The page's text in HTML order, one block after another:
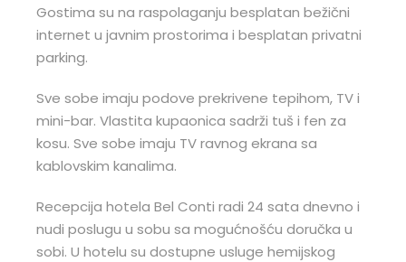
Gostima su na raspolaganju besplatan bežični
internet u javnim prostorima i besplatan privatni
parking.
Sve sobe imaju podove prekrivene tepihom, TV i
mini-bar. Vlastita kupaonica sadrži tuš i fen za
kosu. Sve sobe imaju TV ravnog ekrana sa
kablovskim kanalima.
Recepcija hotela Bel Conti radi 24 sata dnevno i
nudi poslugu u sobu sa mogućnošću doručka u
sobi. U hotelu su dostupne usluge hemijskog